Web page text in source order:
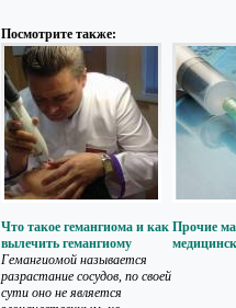
Посмотрите также:
Что такое гемангиома и как
вылечить гемангиому
Гемангиомой называется
разрастание сосудов, по своей
сути оно не является
Прочие